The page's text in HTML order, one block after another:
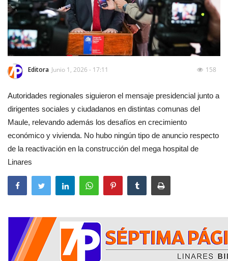
Editora Junio 1, 2026 - 17:11 158
Autoridades regionales siguieron el mensaje presidencial junto a
dirigentes sociales y ciudadanos en distintas comunas del
Maule, relevando además los desafíos en crecimiento
económico y vivienda. No hubo ningún tipo de anuncio respecto
de la reactivación en la construcción del mega hospital de
Linares